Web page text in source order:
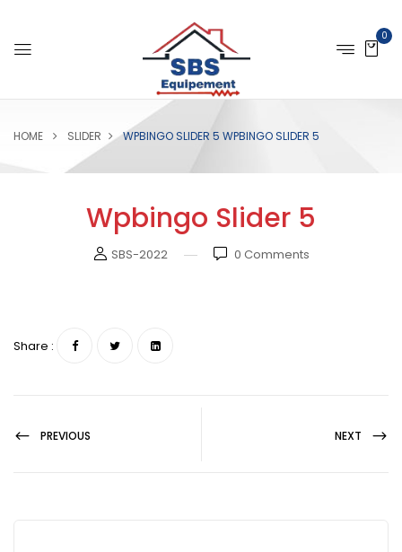
0
HOME SLIDER WPBINGO SLIDER 5 WPBINGO SLIDER 5
Wpbingo Slider 5
SBS-2022 0 Comments
Share :
PREVIOUS NEXT